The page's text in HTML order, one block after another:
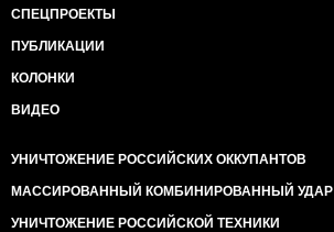
СПЕЦПРОЕКТЫ
ПУБЛИКАЦИИ
КОЛОНКИ
ВИДЕО
УНИЧТОЖЕНИЕ РОССИЙСКИХ ОККУПАНТОВ
МАССИРОВАННЫЙ КОМБИНИРОВАННЫЙ УДАР
УНИЧТОЖЕНИЕ РОССИЙСКОЙ ТЕХНИКИ